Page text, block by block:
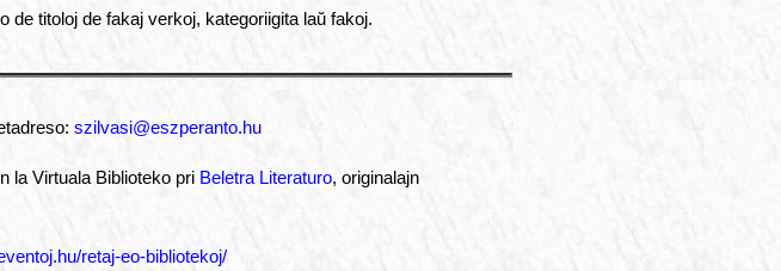
de titoloj de fakaj verkoj, kategoriigita laŭ fakoj.
szilvasi@eszperanto.hu
la Virtuala Biblioteko pri Beletra Literaturo, originalajn
retaj-eo-bibliotekoj/